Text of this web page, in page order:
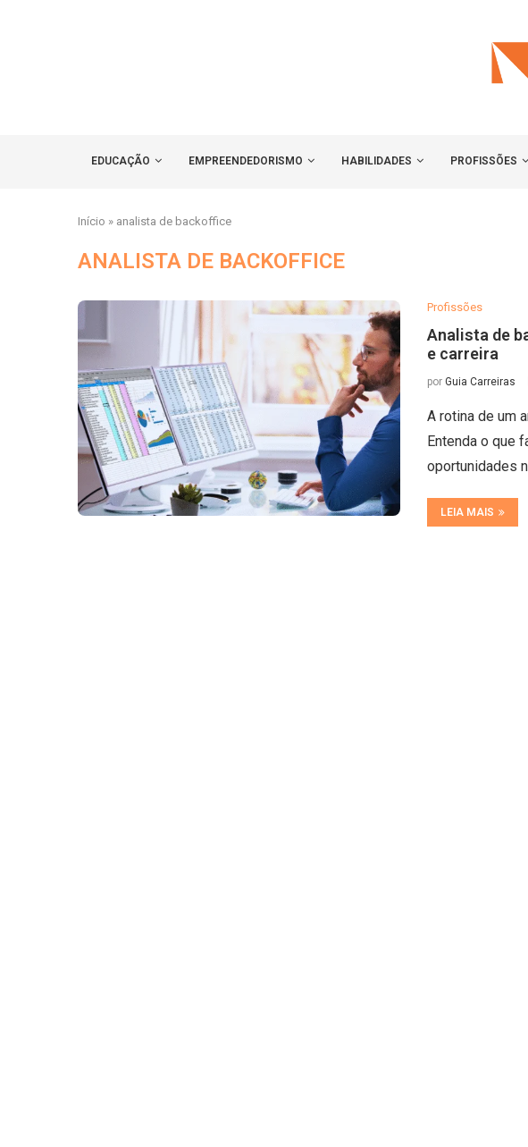
EDUCAÇÃO EMPREENDEDORISMO HABILIDADES PROFISSÕES
Início » analista de backoffice
ANALISTA DE BACKOFFICE
Profissões
Analista de
e carreira
por Guia Carreiras
A rotina de um
Entenda o que
oportunidades
LEIA MAIS